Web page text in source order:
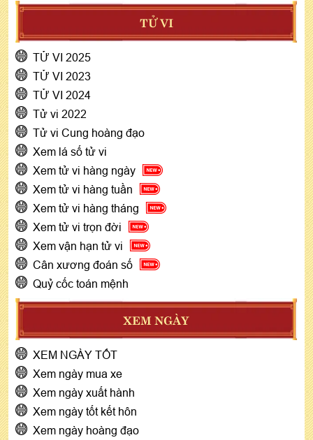
TỬ VI
TỬ VI 2025
TỬ VI 2023
TỬ VI 2024
Tử vi 2022
Tử vi Cung hoàng đạo
Xem lá số tử vi
Xem tử vi hàng ngày
Xem tử vi hàng tuần
Xem tử vi hàng tháng
Xem tử vi trọn đời
Xem vận hạn tử vi
Cân xương đoán số
Quỷ cốc toán mệnh
XEM NGÀY
XEM NGÀY TỐT
Xem ngày mua xe
Xem ngày xuất hành
Xem ngày tốt kết hôn
Xem ngày hoàng đạo